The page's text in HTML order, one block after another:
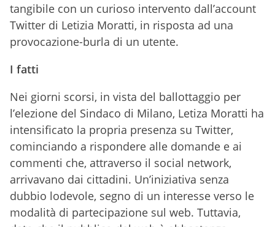
tangibile con un curioso intervento dall’account
Twitter di Letizia Moratti, in risposta ad una
provocazione-burla di un utente.
I fatti
Nei giorni scorsi, in vista del ballottaggio per
l’elezione del Sindaco di Milano, Letiza Moratti ha
intensificato la propria presenza su Twitter,
cominciando a rispondere alle domande e ai
commenti che, attraverso il social network,
arrivavano dai cittadini. Un’iniziativa senza
dubbio lodevole, segno di un interesse verso le
modalità di partecipazione sul web. Tuttavia,